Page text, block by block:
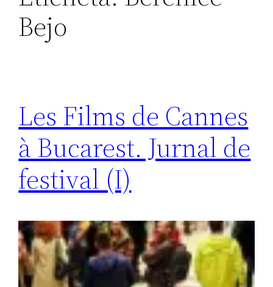
Bejo
Les Films de Cannes
à Bucarest. Jurnal de
festival (I)